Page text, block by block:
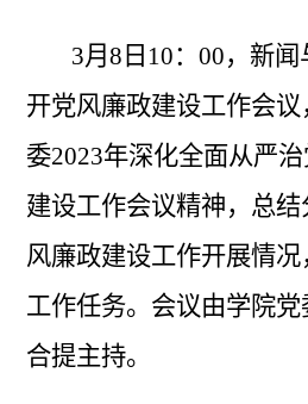
3月8 日 10：00， 新闻
开党风廉政建设工作会
委2023年深化全面从严
建设工作会议精神，总
风廉政建设工作开展情
工作任务。会议由学院党
合提主持。